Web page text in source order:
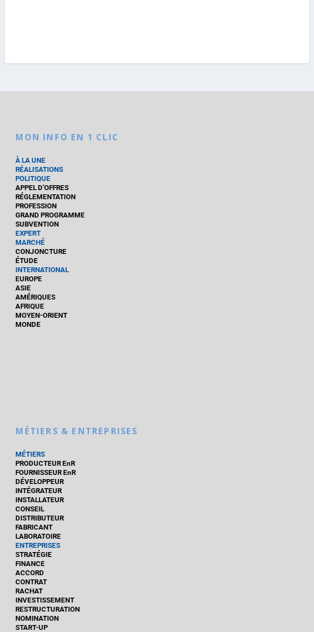
MON INFO EN 1 CLIC
À LA UNE
RÉALISATIONS
POLITIQUE
APPEL D’OFFRES
RÉGLEMENTATION
PROFESSION
GRAND PROGRAMME
SUBVENTION
EXPERT
MARCHÉ
CONJONCTURE
ÉTUDE
INTERNATIONAL
EUROPE
ASIE
AMÉRIQUES
AFRIQUE
MOYEN-ORIENT
MONDE
MÉTIERS & ENTREPRISES
MÉTIERS
PRODUCTEUR EnR
FOURNISSEUR EnR
DÉVELOPPEUR
INTÉGRATEUR
INSTALLATEUR
CONSEIL
DISTRIBUTEUR
FABRICANT
LABORATOIRE
ENTREPRISES
STRATÉGIE
FINANCE
ACCORD
CONTRAT
RACHAT
INVESTISSEMENT
RESTRUCTURATION
NOMINATION
START-UP